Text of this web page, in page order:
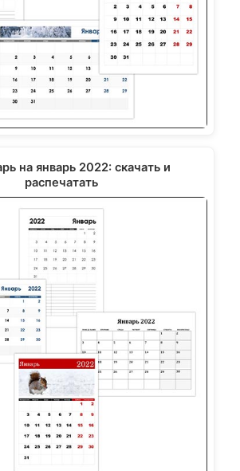
на январь 2022: скачать и
распечатать